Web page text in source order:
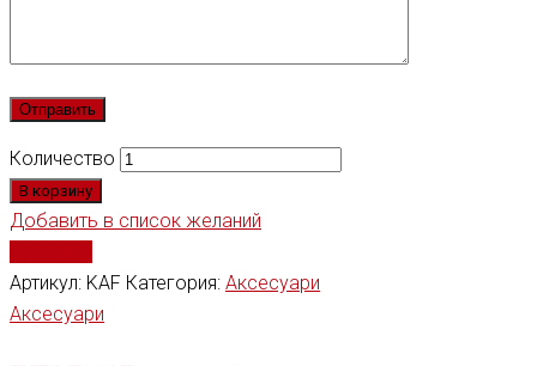
Количество
В корзину
Добавить в список желаний
Артикул: KAF Категория: Аксесуари
Аксесуари